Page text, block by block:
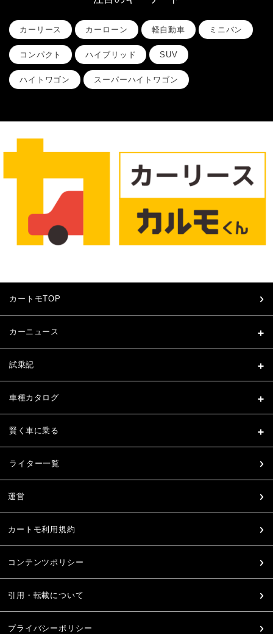
カーリース カーローン 軽自動車 ミニバン
コンパクト ハイブリッド SUV
ハイトワゴン スーパーハイトワゴン
カートモTOP
カーニュース
試乗記
車種カタログ
賢く車に乗る
ライター一覧
運営
カートモ利用規約
コンテンツポリシー
引用・転載について
プライバシーポリシー